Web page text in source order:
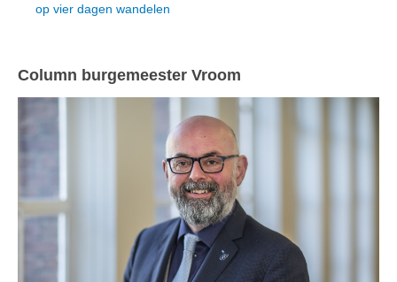
op vier dagen wandelen
Column burgemeester Vroom